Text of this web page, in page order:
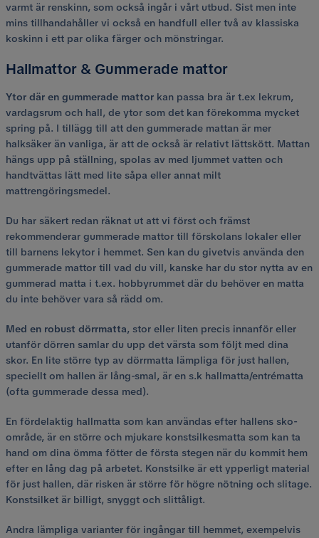
varmt är renskinn, som också ingår i vårt utbud. Sist men inte
mins tillhandahåller vi också en handfull eller två av klassiska
koskinn i ett par olika färger och mönstringar.
Hallmattor & Gummerade mattor
Ytor där en gummerade mattor kan passa bra är t.ex lekrum,
vardagsrum och hall, de ytor som det kan förekomma mycket
spring på. I tillägg till att den gummerade mattan är mer
halksäker än vanliga, är att de också är relativt lättskött. Mattan
hängs upp på ställning, spolas av med ljummet vatten och
handtvättas lätt med lite såpa eller annat milt
mattrengöringsmedel.
Du har säkert redan räknat ut att vi först och främst
rekommenderar gummerade mattor till förskolans lokaler eller
till barnens lekytor i hemmet. Sen kan du givetvis använda den
gummerade mattor till vad du vill, kanske har du stor nytta av en
gummerad matta i t.ex. hobbyrummet där du behöver en matta
du inte behöver vara så rädd om.
Med en robust dörrmatta, stor eller liten precis innanför eller
utanför dörren samlar du upp det värsta som följt med dina
skor. En lite större typ av dörrmatta lämpliga för just hallen,
speciellt om hallen är lång-smal, är en s.k hallmatta/entrématta
(ofta gummerade dessa med).
En fördelaktig hallmatta som kan användas efter hallens sko-
område, är en större och mjukare konstsilkesmatta som kan ta
hand om dina ömma fötter de första stegen när du kommit hem
efter en lång dag på arbetet. Konstsilke är ett ypperligt material
för just hallen, där risken är större för högre nötning och slitage.
Konstsilket är billigt, snyggt och slittåligt.
Andra lämpliga varianter för ingångar till hemmet, exempelvis